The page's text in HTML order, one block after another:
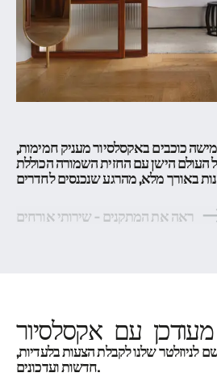
כוכבים באקסלסיור מעניק חמימות,
העולם הישן עם החזית השמורה הכוללת
עם אקסלסיור
לניוזלטר שלנו לקבלת הצעות בלעדיות,
חדשות ועדכונים.